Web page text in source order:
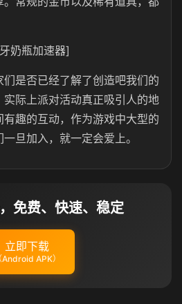
奶瓶加速器]
是否已经了解了创造吧我们的
际上派对活动真正吸引人的地
趣的互动，作为游戏中大型的
旦加入，就一定会爱上。
免费、快速、稳定
立即下载
Android APK）